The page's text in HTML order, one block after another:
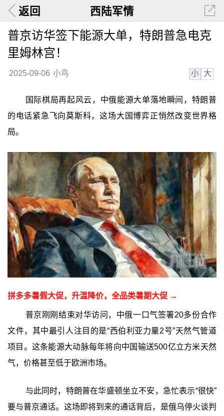
返回 西陆军情
普京访华签下能源大单，特朗普急电克
里姆林宫！
2025-09-06 小鸟 小 大
国际棋局再起风云，中俄能源大单落地瞬间，特朗普
的电话紧急飞向莫斯科，这场大国博弈正悄然改变世界格
局。
拼多多暑假大促，升温降价，全品类暑期大促 →
普京刚刚结束对华访问，中俄一口气签署20多份合作
文件，其中最引人注目的是“西伯利亚力量2号”天然气管道
项目。这条能源大动脉每年将向中国输送500亿立方米天然
气，价格甚至低于欧洲市场。
与此同时，特朗普在华盛顿坐立不安，急忙表示“很快”
要与普京通话。这场即将到来的通话背后，是俄乌停火谈判